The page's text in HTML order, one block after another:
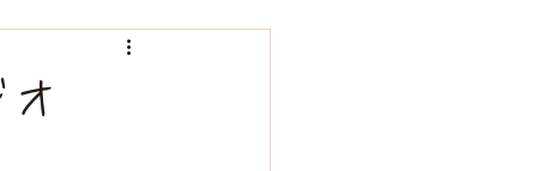
婚礼